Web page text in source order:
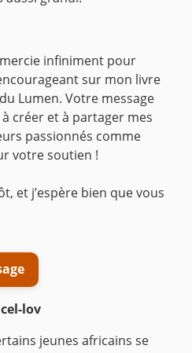
infiniment pour
sur mon livre
Lumen. Votre message
créer et à partager mes
passionnés comme
votre soutien !
et j’espère bien que vous
lov
jeunes africains se